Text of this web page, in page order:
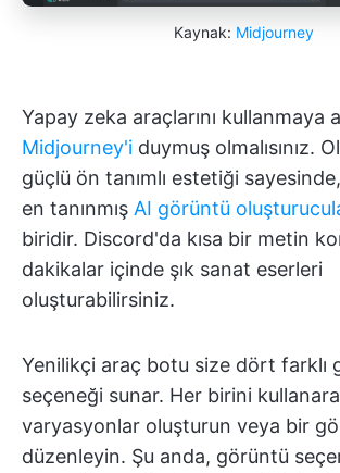
Kaynak: Midjourney
Yapay zeka araçlarını kullanmaya
Midjourney'i duymuş olmalısınız.
güçlü ön tanımlı estetiği
en tanınmış AI görüntü
biridir. Discord'da kısa bir metin
dakikalar içinde şık sanat eserleri
oluşturabilirsiniz.
Yenilikçi araç botu size dört farklı
seçeneği sunar. Her birini
varyasyonlar oluşturun veya bir
düzenleyin. Şu anda, görüntü